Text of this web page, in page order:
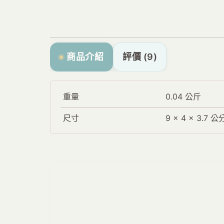
商品介紹 評價 (9)
重量 0.04 公斤
尺寸 9 × 4 × 3.7 公